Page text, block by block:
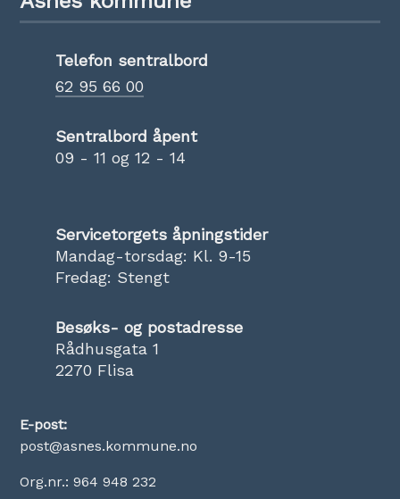
Telefon sentralbord
62 95 66 00
Sentralbord åpent
09 - 11 og 12 - 14
Servicetorgets åpningstider
Mandag-torsdag: Kl. 9-15
Fredag: Stengt
Besøks- og postadresse
Rådhusgata 1
2270 Flisa
E-post:
post@asnes.kommune.no
Org.nr.: 964 948 232